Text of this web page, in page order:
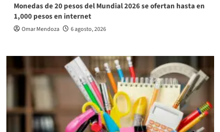
Monedas de 20 pesos del Mundial 2026 se ofertan hasta en
1,000 pesos en internet
Omar Mendoza 6 agosto, 2026